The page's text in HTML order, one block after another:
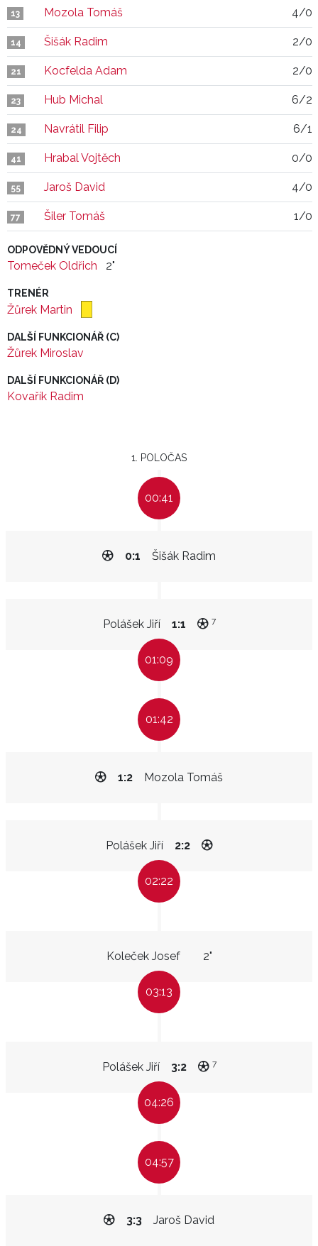
13 Mozola Tomáš 4/0
14 Šišák Radim 2/0
21 Kocfelda Adam 2/0
23 Hub Michal 6/2
24 Navrátil Filip 6/1
41 Hrabal Vojtěch 0/0
55 Jaroš David 4/0
77 Šiler Tomáš 1/0
ODPOVĚDNÝ VEDOUCÍ
Tomeček Oldřich 2"
TRENÉR
Žůrek Martin
DALŠÍ FUNKCIONÁŘ (C)
Žůrek Miroslav
DALŠÍ FUNKCIONÁŘ (D)
Kovařík Radim
1. POLOČAS
00:41
Šišák Radim
0:1
Polášek Jiří 1:1 7
01:09
01:42
Mozola Tomáš
1:2
Polášek Jiří 2:2
02:22
Koleček Josef 2"
03:13
Polášek Jiří 3:2 7
04:26
04:57
Jaroš David
3:3